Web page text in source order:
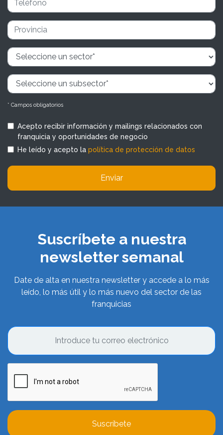
* Campos obligatorios
Acepto recibir información y mailings relacionados con
franquicia y oportunidades de negocio
He leído y acepto la política de protección de datos
Enviar
Suscríbete a nuestra
newsletter semanal
Date de alta en nuestra newsletter y accede a lo más
leído, lo más útil y lo más nuevo del sector de las
franquicias
Suscríbete